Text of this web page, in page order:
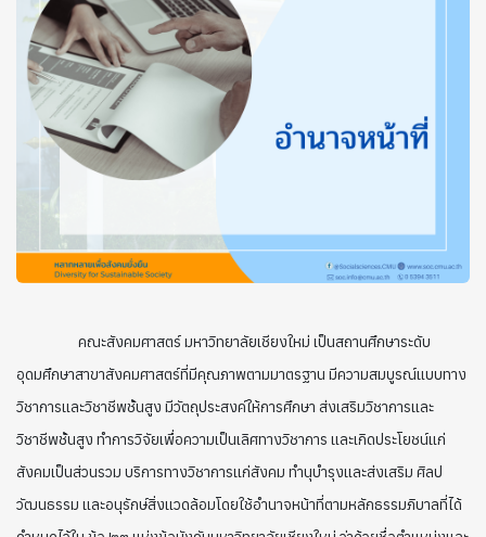
คณะสังคมศาสตร์ มหาวิทยาลัยเชียงใหม่ เป็นสถานศึกษาระดับ
อุดมศึกษาสาขาสังคมศาสตร์ที่มีคุณภาพตามมาตรฐาน มีความสมบูรณ์แบบทาง
วิชาการและวิชาชีพชั้นสูง มีวัตถุประสงค์ให้การศึกษา ส่งเสริมวิชาการและ
วิชาชีพชั้นสูง ทําการวิจัยเพื่อความเป็นเลิศทางวิชาการ และเกิดประโยชน์แก่
สังคมเป็นส่วนรวม บริการทางวิชาการแก่สังคม ทำนุบํารุงและส่งเสริม ศิลป
วัฒนธรรม และอนุรักษ์สิ่งแวดล้อมโดยใช้อำนาจหน้าที่ตามหลักธรรมภิบาลที่ได้